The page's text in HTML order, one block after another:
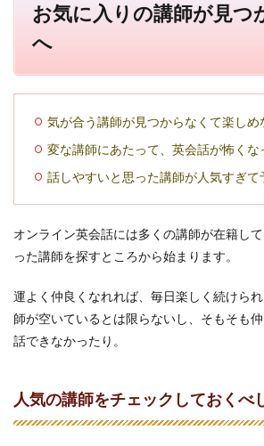
自分
で話
題を
べ
し！
4
ぱり
続く
気が
しな
へ
お気に入りの講師が見つ
へ
気が合う講師が見つからなくて楽しめ
変な講師にあたって、英会話が怖くな
話しやすいと思った講師が人気すぎて
オンライン英会話には多くの講師が在籍し
った講師を探すところから始まります。
運よく仲良くなれれば、毎日楽しく続けら
師が空いているとは限らないし、そもそも
話できなかったり。
人気の講師をチェックしておくべ